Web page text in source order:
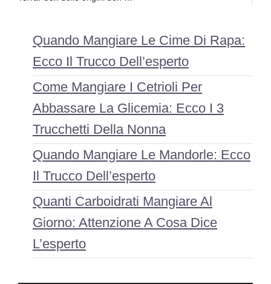
Quando Mangiare Le Cime Di Rapa:
Ecco Il Trucco Dell’esperto
Come Mangiare I Cetrioli Per
Abbassare La Glicemia: Ecco I 3
Trucchetti Della Nonna
Quando Mangiare Le Mandorle: Ecco
Il Trucco Dell’esperto
Quanti Carboidrati Mangiare Al
Giorno: Attenzione A Cosa Dice
L’esperto